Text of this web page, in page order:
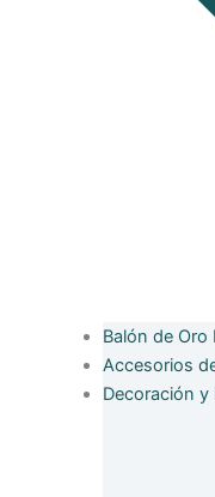
Balón de Oro
Accesorios
Decoración y